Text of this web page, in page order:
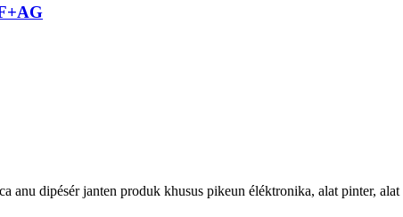
anu dipésér janten produk khusus pikeun éléktronika, alat pinter,